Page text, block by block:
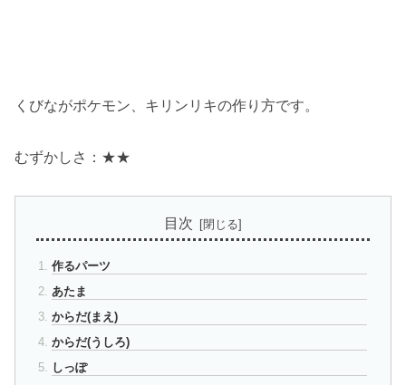
くびながポケモン、キリンリキの作り方です。
むずかしさ：★★
目次
作るパーツ
あたま
からだ(まえ)
からだ(うしろ)
しっぽ